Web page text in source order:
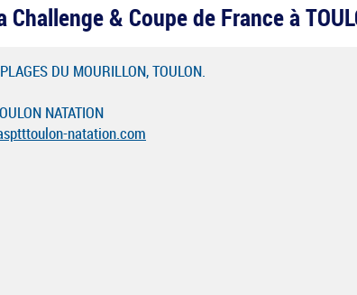
& Coupe de France à
DU MOURILLON, TOULON.
NATATION
natation.com